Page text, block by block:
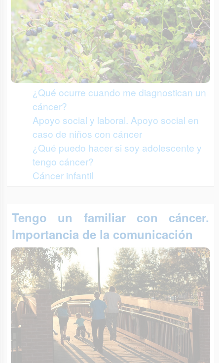
¿Qué ocurre cuando me diagnostican un
cáncer?
Apoyo social y laboral. Apoyo social en
caso de niños con cáncer
¿Qué puedo hacer si soy adolescente y
tengo cáncer?
Cáncer infantil
Tengo un familiar con cáncer.
Importancia de la comunicación